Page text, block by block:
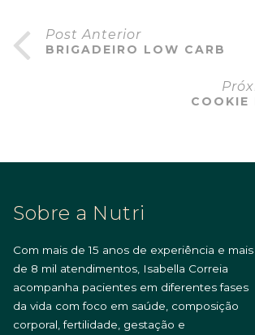
Post Anterior
BRIGADEIRO LOW CARB
COOKIE
Sobre a Nutri
Com mais de 15 anos de experiência e mais
de 8 mil atendimentos, Isabella Correia
acompanha pacientes em diferentes fases
da vida com foco em saúde, composição
corporal, fertilidade, gestação e